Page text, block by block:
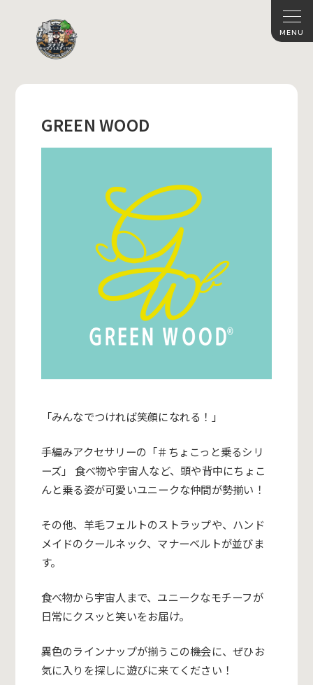
GREEN WOOD
「みんなでつければ笑顔になれる！」
手編みアクセサリーの「＃ちょこっと乗るシリ
ーズ」 食べ物や宇宙人など、頭や背中にちょこ
んと乗る姿が可愛いユニークな仲間が勢揃い！
その他、羊毛フェルトのストラップや、ハンド
メイドのクールネック、マナーベルトが並びま
す。
食べ物から宇宙人まで、ユニークなモチーフが
日常にクスッと笑いをお届け。
異色のラインナップが揃うこの機会に、ぜひお
気に入りを探しに遊びに来てください！